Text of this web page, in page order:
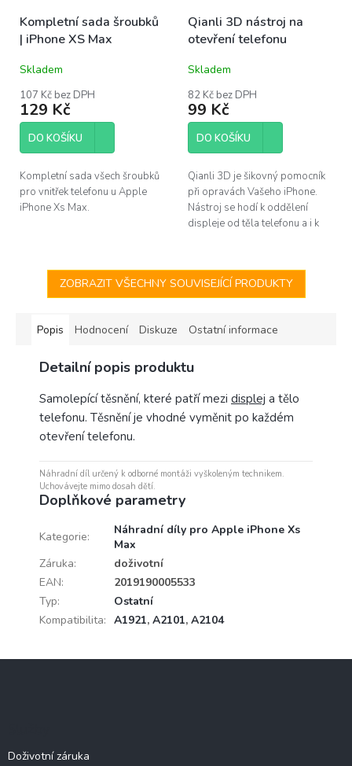
Kompletní sada šroubků
| iPhone XS Max
Skladem
107 Kč bez DPH
129 Kč
DO KOŠÍKU
Kompletní sada všech šroubků
pro vnitřek telefonu u Apple
iPhone Xs Max.
Qianli 3D nástroj na
otevření telefonu
Skladem
82 Kč bez DPH
99 Kč
DO KOŠÍKU
Qianli 3D je šikovný pomocník
při opravách Vašeho iPhone.
Nástroj se hodí k oddělení
displeje od těla telefonu a i k
ZOBRAZIT VŠECHNY SOUVISEJÍCÍ PRODUKTY
Popis Hodnocení Diskuze Ostatní informace
Detailní popis produktu
Samolepící těsnění, které patří mezi displej a tělo
telefonu. Těsnění je vhodné vyměnit po každém
otevření telefonu.
Náhradní díl určený k odborné montáži vyškoleným technikem.
Uchovávejte mimo dosah dětí.
Doplňkové parametry
Kategorie:
Náhradní díly pro Apple iPhone Xs
Max
Záruka:
doživotní
EAN:
2019190005533
Typ:
Ostatní
Kompatibilita: A1921, A2101, A2104
Doživotní záruka